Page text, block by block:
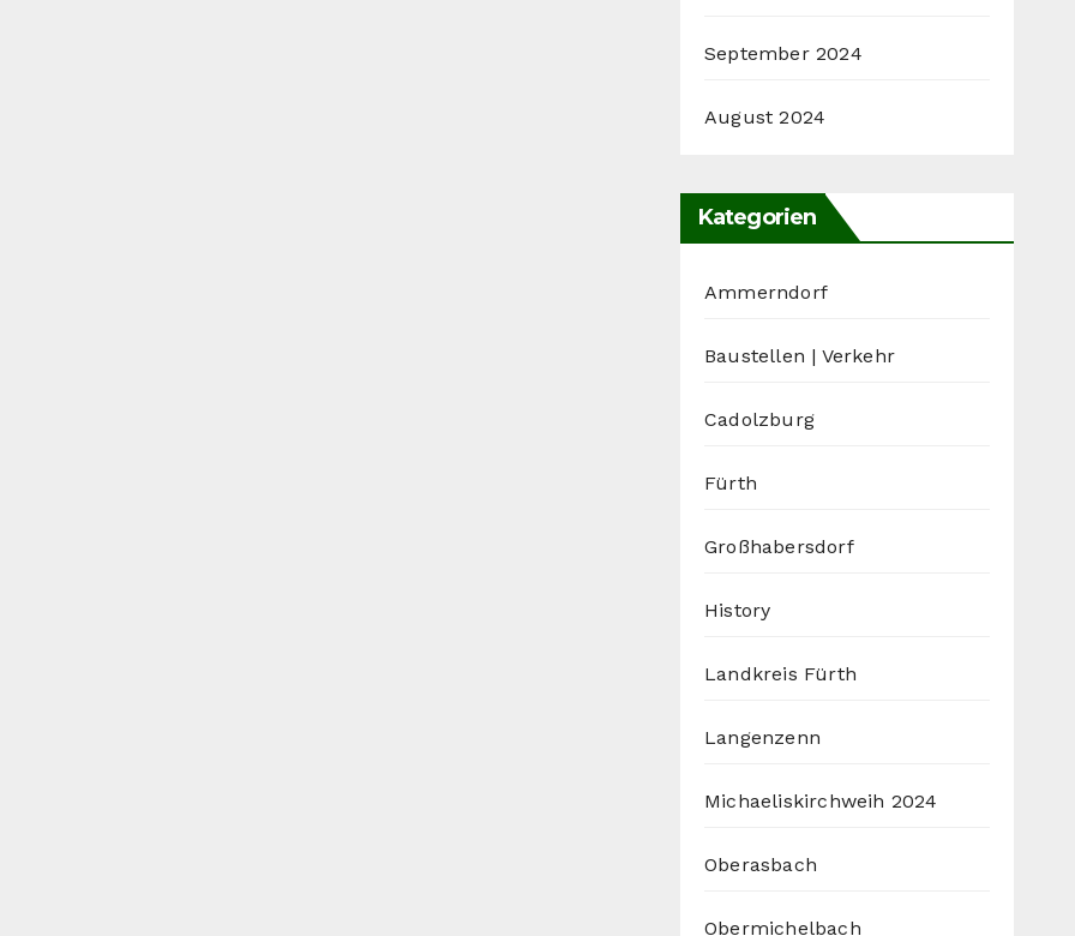
September 2024
August 2024
Kategorien
Ammerndorf
Baustellen | Verkehr
Cadolzburg
Fürth
Großhabersdorf
History
Landkreis Fürth
Langenzenn
Michaeliskirchweih 2024
Oberasbach
Obermichelbach